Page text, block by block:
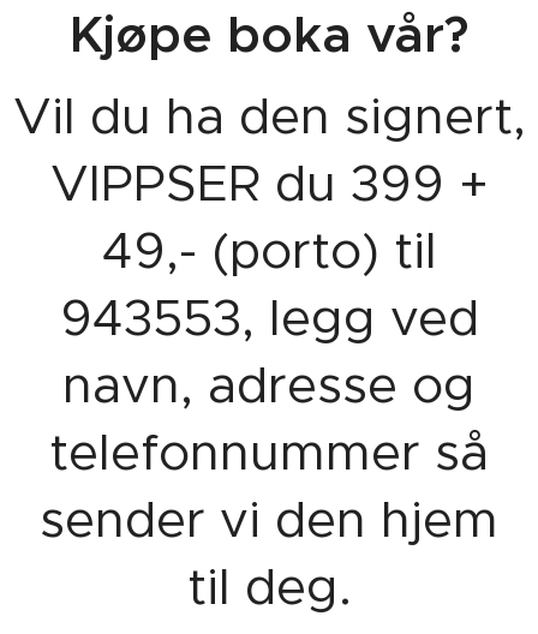
Kjøpe boka vår?
Vil du ha den signert,
VIPPSER du 399 +
49,- (porto) til
943553, legg ved
navn, adresse og
telefonnummer så
sender vi den hjem
til deg.